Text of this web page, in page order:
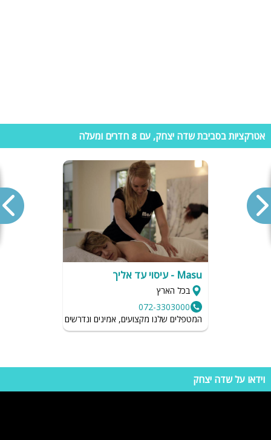
אם חיפשתם וילות עם מתחמי ספא לאירוע, מסיבה או סתם נופש מפנק.
תוכלו למצוא וילות עם ג'קוזי ספא או אפילו טוב יותר- וילות עם מתחמי ספא
בשדה יצחק. הוילות מציעות לכם מתחם שכולו שלווה ורוגע הכולל סאונה
יבשה או רטובה, ג'קוזי ספא גדול, בריכה מחוממת וכן טיפולי עיסוי מקצועיים.
גם בחורף תוכלו להנות ממתחם הספא- המתחם מקורה ומחומם.
אטרקציות בסביבת שדה יצחק, עם 8 חדרים ומעלה
Masu - עיסוי עד אליך
בכל הארץ
072-3303000
המטפלים שלנו מקצועים, אמינים ונדרשים לשמור על רמת
וידאו על שדה יצחק